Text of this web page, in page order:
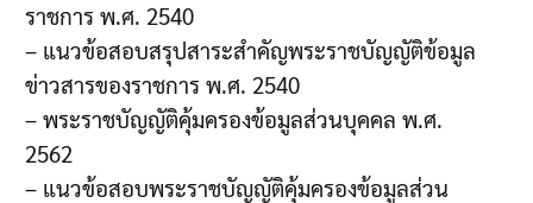
ราชการ พ.ศ. 2540
– แนวข้อสอบสรุปสาระสำคัญพระราชบัญญัติข้อมูล
ข่าวสารของราชการ พ.ศ. 2540
– พระราชบัญญัติคุ้มครองข้อมูลส่วนบุคคล พ.ศ.
2562
– แนวข้อสอบพระราชบัญญัติคุ้มครองข้อมูลส่วน